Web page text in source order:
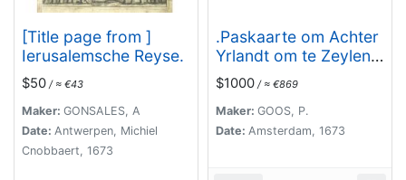
[Title page from ]
Ierusalemsche Reyse.
$50 / ≈ €43
Maker: GONSALES, A
Date: Antwerpen, Michiel
Cnobbaert, 1673
.Paskaarte om Achter
Yrlandt om te Zeylen
van Hitlant tot. . .
$1000 / ≈ €869
Maker: GOOS, P.
Date: Amsterdam, 1673